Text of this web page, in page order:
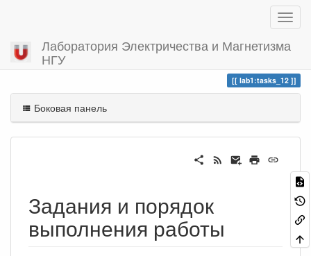
Лаборатория Электричества и Магнетизма
НГУ
Вы посетили
lab1:tasks_12
Боковая панель
Задания и порядок
выполнения работы